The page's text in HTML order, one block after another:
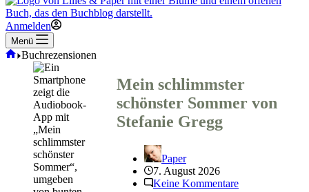
Anmelden
Menü
Start
Buchrezensionen
Mein schlimmster
schönster Sommer von
Stefanie Gregg
Paper
7. August 2026
Keine Kommentare